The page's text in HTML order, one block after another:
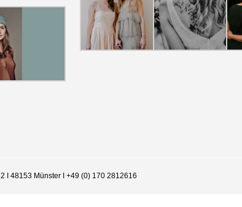
I 48153 Münster I +49 (0) 170 2812616